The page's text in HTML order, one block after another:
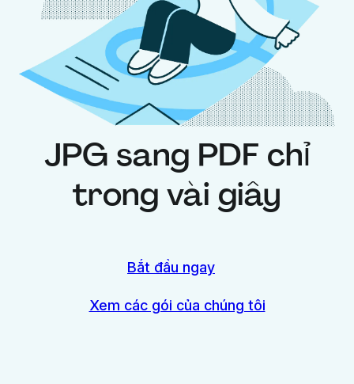
JPG sang PDF chỉ
trong vài giây
Bắt đầu ngay
Xem các gói của chúng tôi